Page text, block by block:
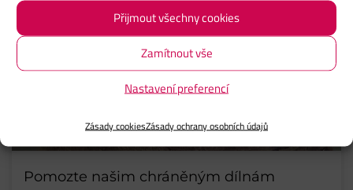
Přijmout všechny cookies
Zamítnout vše
Nastavení preferencí
Zásady cookiesZásady ochrany osobních údajů
Pomozte našim chráněným dílnám